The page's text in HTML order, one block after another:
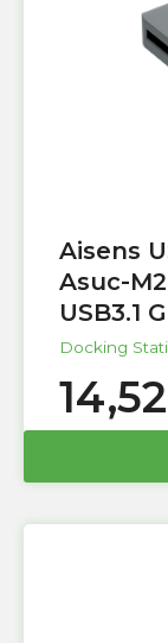
Aisens
Asuc-
USB3.1
Docking
14,52